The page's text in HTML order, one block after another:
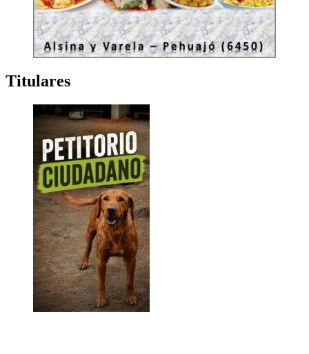
Titulares